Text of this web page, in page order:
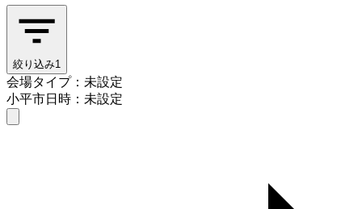
絞り込み1
会場タイプ：未設定
小平市日時：未設定